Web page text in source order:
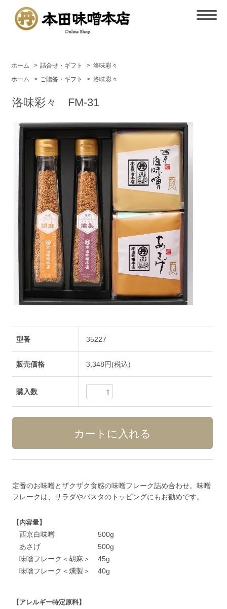
ホーム > 詰合せ・ギフト > 洛味彩々
ホーム
> ご贈答・ギフト > 洛味彩々
洛味彩々 FM-31
型番 35227
販売価格 3,348円(税込)
購入数
定番のお味噌とザクザク食感の味噌フレーク詰め合わせ。味噌
フレークは、サラダやパスタのトッピングにもお勧めです。
【内容量】
西京白味噌
500g
あさげ
500g
味噌フレーク＜胡麻＞
45g
味噌フレーク＜燻製＞
40g
【アレルギー特定原料】